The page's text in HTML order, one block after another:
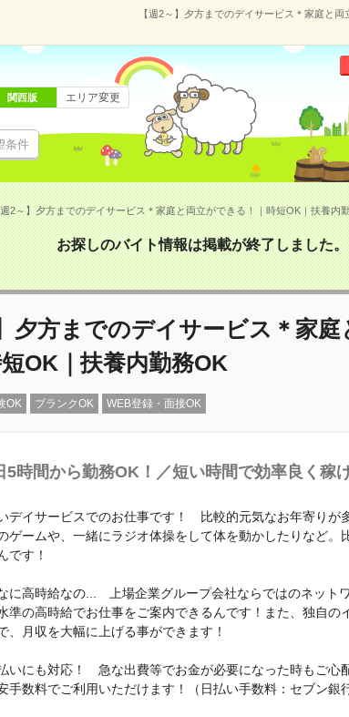
【週2～】夕方までのデイサービス＊家庭と
条件
関西版 エリア変更
2～】夕方までのデイサービス＊家庭と両立ができる！｜時短OK｜扶養内
お探しのバイト情報は掲載が終了しました。
夕方までのデイサービス＊家庭
OK｜扶養内勤務OK
OK ブランクOK WEB登録・面接OK
5時間から勤務OK！／短い時間で効率良く稼
デイサービスでのお仕事です！ 比較的元気なお年寄りが
ゲームや、一緒にラジオ体操をして体を動かしたりなど。
です！
に高時給なの... 上場企業グループ会社ならではのネット
準の高時給でお仕事をご案内できるんです！また、独自の
、月収を大幅に上げる事ができます！
いにも対応！ 急な出費等でお金が必要になった時もご心
手数料でご利用いただけます！（日払い手数料：セブン銀